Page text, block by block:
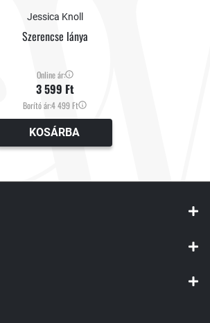
Jessica Knoll
Szerencse lánya
Online ár:
3 599 Ft
Borító ár:4 499 Ft
KOSÁRBA